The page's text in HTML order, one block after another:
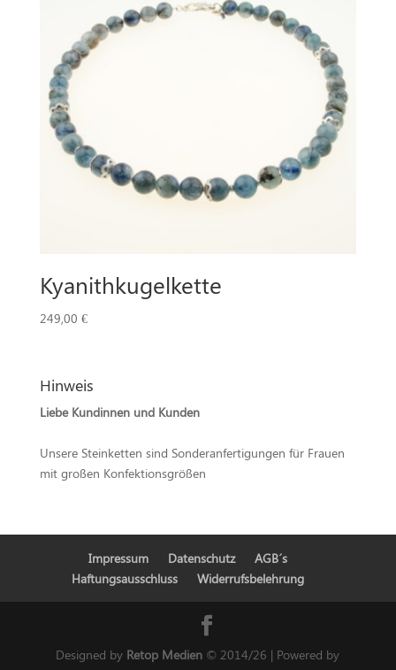
Kyanithkugelkette
249,00 €
Hinweis
Liebe Kundinnen und Kunden
Unsere Steinketten sind Sonderanfertigungen für Frauen
mit großen Konfektionsgrößen
Impressum Datenschutz
AGB´s
Haftungsausschluss
Widerrufsbelehrung
Designed by Retop Medien © 2014/26 | Powered by